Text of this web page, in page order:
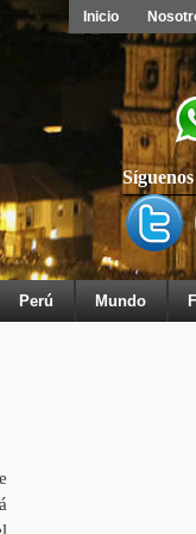
Inicio
Perú Mundo